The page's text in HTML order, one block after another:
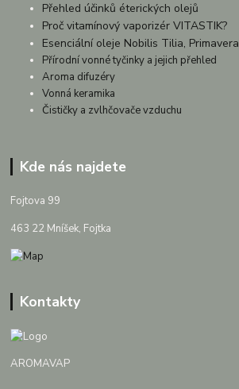
Přehled účinků éterických olejů
Proč vitamínový vaporizér VITASTIK?
Esenciální oleje Nobilis Tilia, Primavera
Přírodní vonné tyčinky a jejich přehled
Aroma difuzéry
Vonná keramika
Čističky a zvlhčovače vzduchu
Kde nás najdete
Fojtova 99
463 22 Mníšek, Fojtka
Kontakty
AROMAVAP